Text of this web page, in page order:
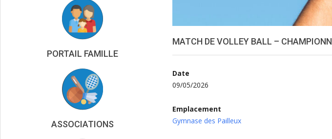
MATCH DE VOLLEY BALL –
Date
09/05/2026
Emplacement
Gymnase des Pailleux
PORTAIL FAMILLE
ASSOCIATIONS